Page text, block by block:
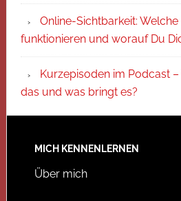
Online-Sichtbarkeit:
funktionieren und worauf Du
Kurzepisoden im Podcast
das und was bringt es?
MICH KENNENLERNEN
Über mich